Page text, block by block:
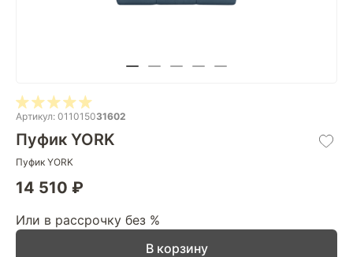
Артикул: 011015031602
Пуфик YORK
Пуфик YORK
14 510 ₽
Или в рассрочку без %
В корзину